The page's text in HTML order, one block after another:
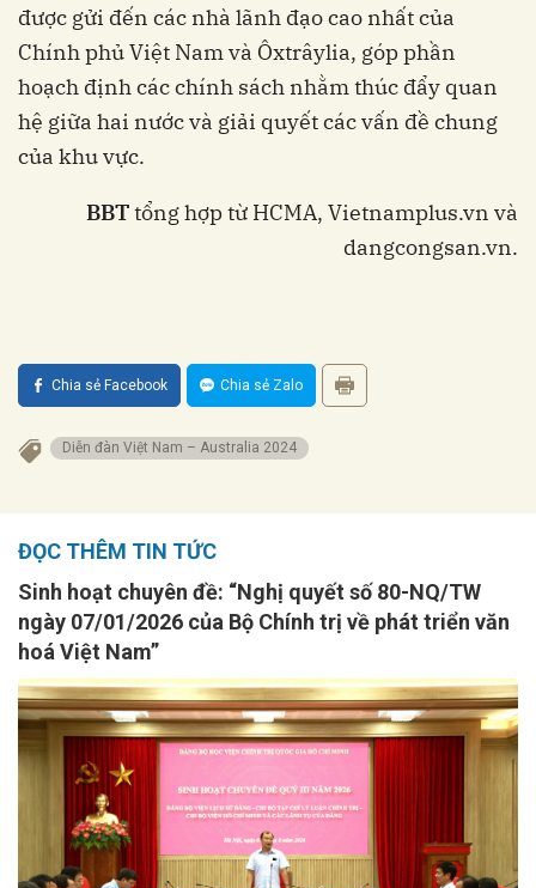
được gửi đến các nhà lãnh đạo cao nhất của
Chính phủ Việt Nam và Ôxtrâylia, góp phần
hoạch định các chính sách nhằm thúc đẩy quan
hệ giữa hai nước và giải quyết các vấn đề chung
của khu vực.
BBTtổng hợp từ HCMA, Vietnamplus.vn và
dangcongsan.vn.
Chia sẻ Facebook Chia sẻ Zalo
Diễn đàn Việt Nam – Australia 2024
ĐỌC THÊM TIN TỨC
Sinh hoạt chuyên đề: “Nghị quyết số 80-NQ/TW
ngày 07/01/2026 của Bộ Chính trị về phát triển văn
hoá Việt Nam”